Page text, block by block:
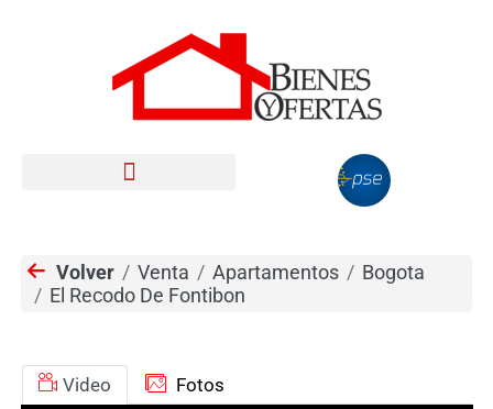
Volver Venta Apartamentos
Bogota
El Recodo De Fontibon
Video Fotos